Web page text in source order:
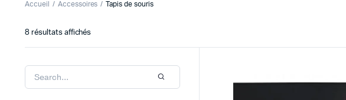
Accueil Accessoires Tapis de souris
8 résultats affichés